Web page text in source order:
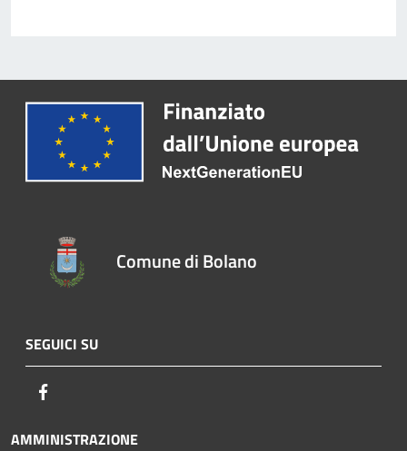
Comune di Bolano
SEGUICI SU
AMMINISTRAZIONE